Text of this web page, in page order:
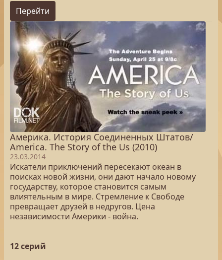
Перейти
Америка. История Соединенных Штатов/
America. The Story of the Us (2010)
23.03.2014
Искатели приключений пересекают океан в
поисках новой жизни, они дают начало новому
государству, которое становится самым
влиятельным в мире. Стремление к Свободе
превращает друзей в недругов. Цена
независимости Америки - война.
12 серий